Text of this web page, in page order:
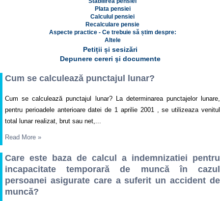
Plata pensiei
Calculul pensiei
Recalculare pensie
Aspecte practice - Ce trebuie să știm despre:
Altele
Petiții și sesizări
Depunere cereri şi documente
Cum se calculează punctajul lunar?
Cum se calculează punctajul lunar? La determinarea punctajelor lunare,
pentru perioadele anterioare datei de 1 aprilie 2001 , se utilizeaza venitul
total lunar realizat, brut sau net,...
Read More »
Care este baza de calcul a indemnizatiei pentru
incapacitate temporară de muncă în cazul
persoanei asigurate care a suferit un accident de
muncă?